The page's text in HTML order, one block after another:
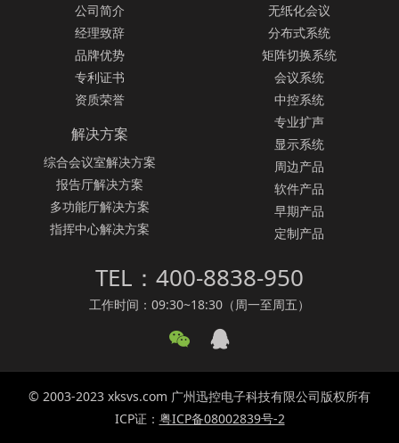
公司简介
经理致辞
品牌优势
专利证书
资质荣誉
无纸化会议
分布式系统
矩阵切换系统
会议系统
中控系统
专业扩声
显示系统
周边产品
软件产品
早期产品
定制产品
解决方案
综合会议室解决方案
报告厅解决方案
多功能厅解决方案
指挥中心解决方案
TEL：400-8838-950
工作时间：09:30~18:30（周一至周五）
© 2003-2023 xksvs.com 广州迅控电子科技有限公司版权所有
ICP证： 粤ICP备08002839号-2